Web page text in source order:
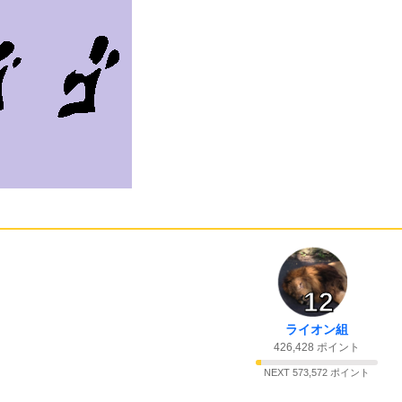
12
ライオン組
426,428 ポイント
NEXT 573,572 ポイント